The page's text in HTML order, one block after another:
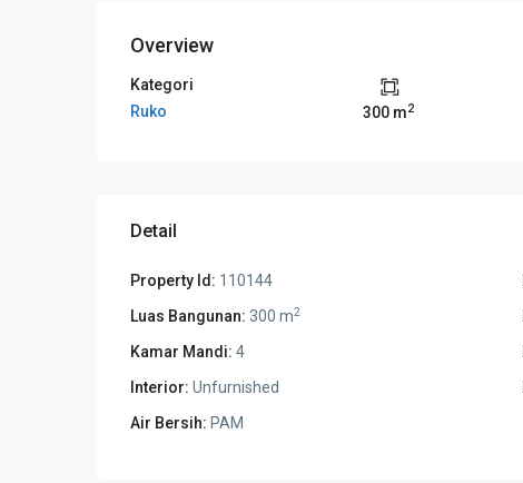
Overview
Kategori
Ruko
300 m2
Detail
Property Id: 110144
Luas Bangunan: 300 m2
Kamar Mandi: 4
Interior: Unfurnished
Air Bersih: PAM